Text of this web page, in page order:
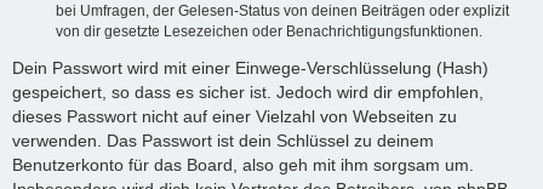
bei Umfragen, der Gelesen-Status von deinen Beiträgen oder explizit
von dir gesetzte Lesezeichen oder Benachrichtigungsfunktionen.
Dein Passwort wird mit einer Einwege-Verschlüsselung (Hash)
gespeichert, so dass es sicher ist. Jedoch wird dir empfohlen,
dieses Passwort nicht auf einer Vielzahl von Webseiten zu
verwenden. Das Passwort ist dein Schlüssel zu deinem
Benutzerkonto für das Board, also geh mit ihm sorgsam um.